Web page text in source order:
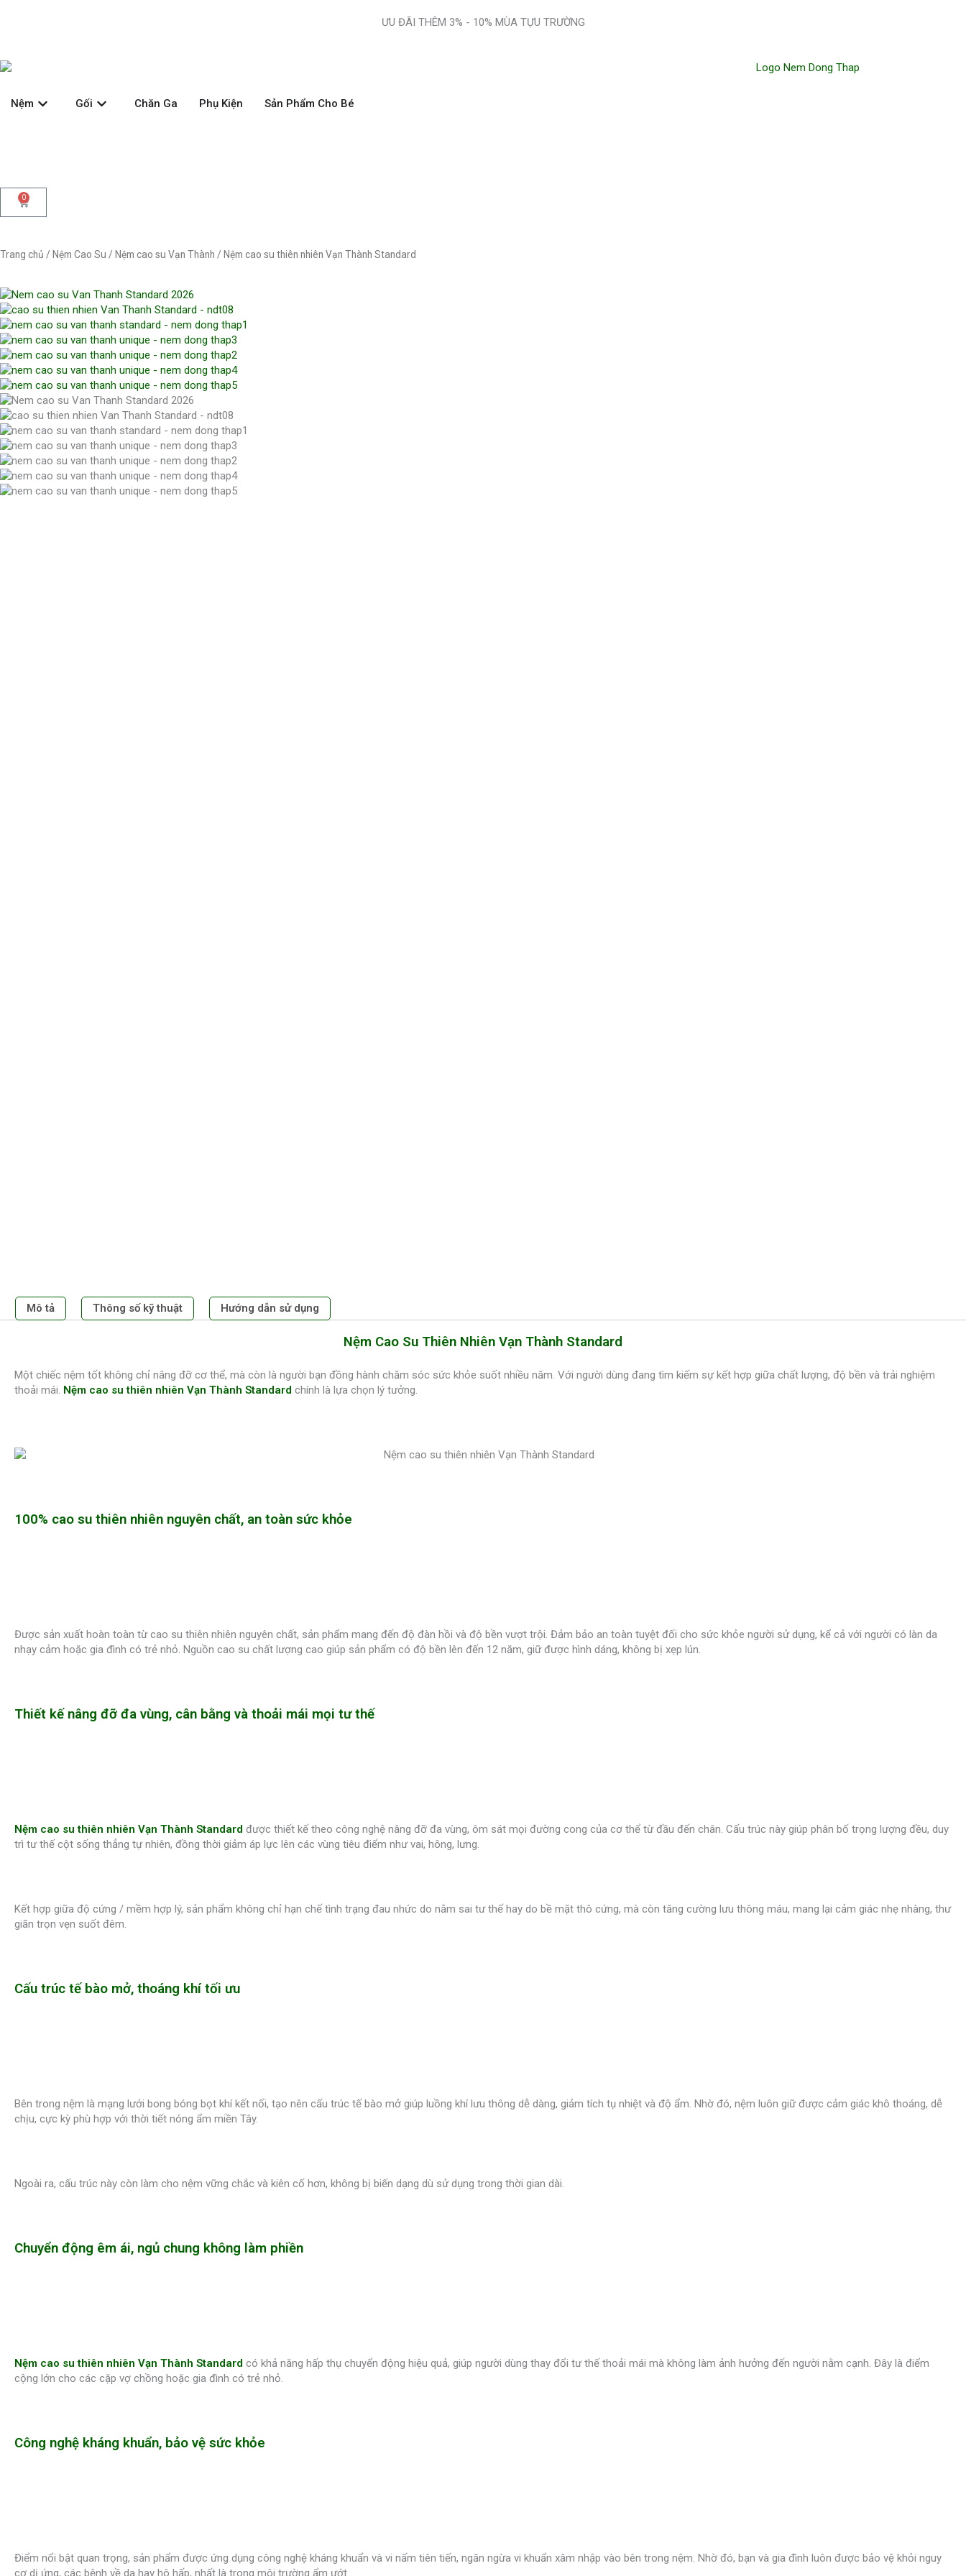
ƯU ĐÃI THÊM 3% - 10% MÙA TỰU TRƯỜNG
Nệm Open Nệm
Gối Open GốiChăn Ga Phụ Kiện Sản Phẩm Cho Bé
0
Cart
Trang chủ / Nệm Cao Su / Nệm cao su Vạn Thành / Nệm cao su thiên nhiên Vạn Thành Standard
Mô tả Thông số kỹ thuật Hướng dẫn sử dụng
Nệm Cao Su Thiên Nhiên Vạn Thành Standard
Một chiếc nệm tốt không chỉ nâng đỡ cơ thể, mà còn là người bạn đồng hành chăm sóc sức khỏe suốt nhiều năm. Với người dùng đang tìm kiếm sự kết hợp giữa chất lượng, độ bền và trải nghiệm
thoải mái. Nệm cao su thiên nhiên Vạn Thành Standard chính là lựa chọn lý tưởng.
100% cao su thiên nhiên nguyên chất, an toàn sức khỏe
Được sản xuất hoàn toàn từ cao su thiên nhiên nguyên chất, sản phẩm mang đến độ đàn hồi và độ bền vượt trội. Đảm bảo an toàn tuyệt đối cho sức khỏe người sử dụng, kể cả với người có làn da
nhạy cảm hoặc gia đình có trẻ nhỏ. Nguồn cao su chất lượng cao giúp sản phẩm có độ bền lên đến 12 năm, giữ được hình dáng, không bị xẹp lún.
Thiết kế nâng đỡ đa vùng, cân bằng và thoải mái mọi tư thế
Nệm cao su thiên nhiên Vạn Thành Standard được thiết kế theo công nghệ nâng đỡ đa vùng, ôm sát mọi đường cong của cơ thể từ đầu đến chân. Cấu trúc này giúp phân bố trọng lượng đều, duy
trì tư thế cột sống thẳng tự nhiên, đồng thời giảm áp lực lên các vùng tiêu điểm như vai, hông, lưng.
Kết hợp giữa độ cứng / mềm hợp lý, sản phẩm không chỉ hạn chế tình trạng đau nhức do nằm sai tư thế hay do bề mặt thô cứng, mà còn tăng cường lưu thông máu, mang lại cảm giác nhẹ nhàng, thư
giãn trọn vẹn suốt đêm.
Cấu trúc tế bào mở, thoáng khí tối ưu
Bên trong nệm là mạng lưới bong bóng bọt khí kết nối, tạo nên cấu trúc tế bào mở giúp luồng khí lưu thông dễ dàng, giảm tích tụ nhiệt và độ ẩm. Nhờ đó, nệm luôn giữ được cảm giác khô thoáng, dễ
chịu, cực kỳ phù hợp với thời tiết nóng ẩm miền Tây.
Ngoài ra, cấu trúc này còn làm cho nệm vững chắc và kiên cố hơn, không bị biến dạng dù sử dụng trong thời gian dài.
Chuyển động êm ái, ngủ chung không làm phiền
Nệm cao su thiên nhiên Vạn Thành Standard có khả năng hấp thụ chuyển động hiệu quả, giúp người dùng thay đổi tư thế thoải mái mà không làm ảnh hưởng đến người nằm cạnh. Đây là điểm
cộng lớn cho các cặp vợ chồng hoặc gia đình có trẻ nhỏ.
Công nghệ kháng khuẩn, bảo vệ sức khỏe
Điểm nổi bật quan trọng, sản phẩm được ứng dụng công nghệ kháng khuẩn và vi nấm tiên tiến, ngăn ngừa vi khuẩn xâm nhập vào bên trong nệm. Nhờ đó, bạn và gia đình luôn được bảo vệ khỏi nguy
cơ dị ứng, các bệnh về da hay hô hấp, nhất là trong môi trường ẩm ướt.